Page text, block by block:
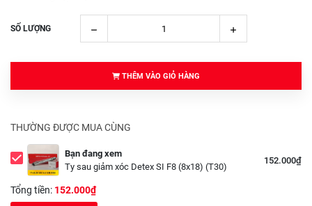
SỐ LƯỢNG
THÊM VÀO GIỎ HÀNG
THƯỜNG ĐƯỢC MUA CÙNG
Bạn đang xem
Ty sau giảm xóc Detex SI F8 (8x18) (T30)
152.000₫
Tổng tiền: 152.000₫